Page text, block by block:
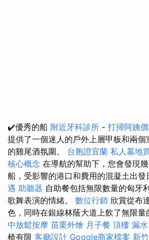
✔️優秀的船 附近牙科診所 - 打掃阿姨
提供了一個迷人的戶外上層甲板和兩
的雞尾酒氛圍。 台胞證宜蘭 私人墓地
核心概念 在導航的幫助下，您會發現
船，受影響的港口和費用的混凝土出發
遇 助聽器 自助餐包括無限數量的匈牙
歌舞表演的情緒。 數位行銷 欣賞從布
色，同時在銀線林蔭大道上飲了無限量
中放鬆按摩 苗栗外燴 月子餐 頂樓 漏水
椅有限 客廳設計 Google商家檔案 新